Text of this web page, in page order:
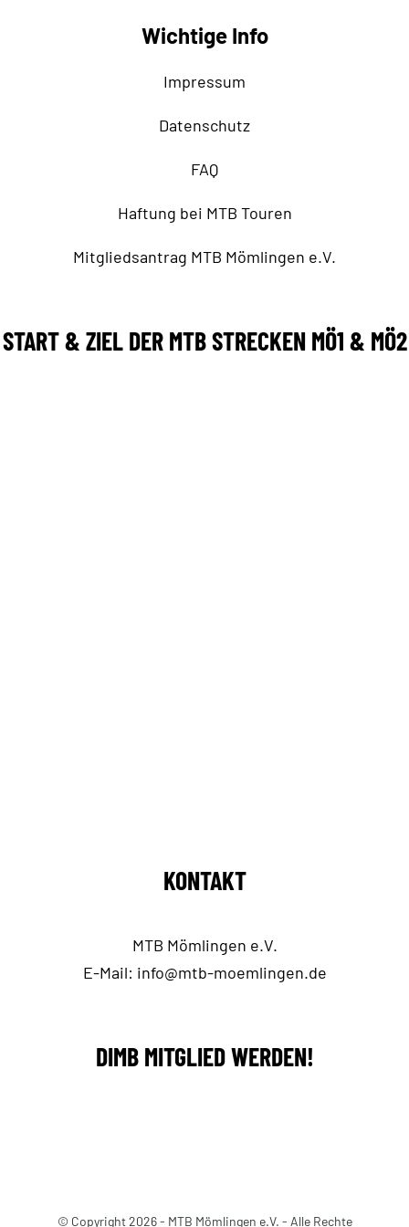
Wichtige Info
Impressum
Datenschutz
FAQ
Haftung bei MTB Touren
Mitgliedsantrag MTB Mömlingen e.V.
START & ZIEL DER MTB STRECKEN MÖ1 & MÖ2
KONTAKT
MTB Mömlingen e.V.
E-Mail: info@mtb-moemlingen.de
DIMB MITGLIED WERDEN!
© Copyright 2026 - MTB Mömlingen e.V. - Alle Rechte